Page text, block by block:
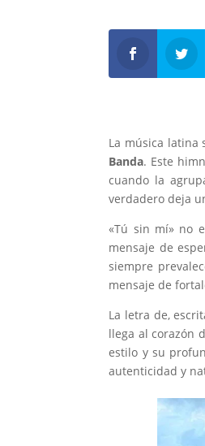
La música latina
Banda. Este
cuando la
verdadero deja
«Tú sin mí» no
mensaje de
siempre
mensaje de
La letra de,
llega al corazón
estilo y su
autenticidad y